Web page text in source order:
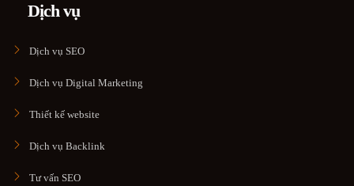
Dịch vụ
Dịch vụ SEO
Dịch vụ Digital Marketing
Thiết kế website
Dịch vụ Backlink
Tư vấn SEO